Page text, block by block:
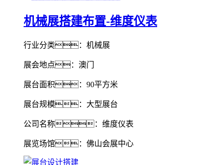
机械展搭建布置-维度仪表
行业分类：机械展
展会地点：澳门
展台面积：90平方米
展台规模：大型展台
公司名称：维度仪表
展览场馆：佛山会展中心